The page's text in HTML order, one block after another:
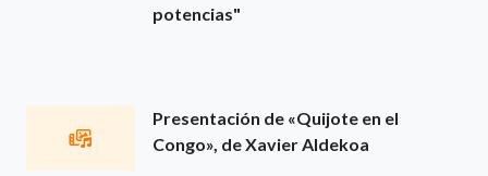
potencias"
Presentación de «Quijote en el
Congo», de Xavier Aldekoa